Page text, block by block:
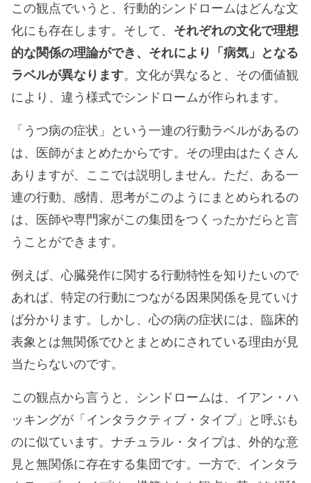
この観点でいうと、行動的シンドロームはどんな文
化にも存在します。そして、 それぞれの文化で理想
的な関係の理論ができ、それにより「病気」となる
ラベルが異なります。文化が異なると、その価値観
により、違う様式でシンドロームが作られます。
「うつ病の症状」という一連の行動ラベルがあるの
は、医師がまとめたからです。その理由はたくさん
ありますが、ここでは説明しません。ただ、ある一
連の行動、感情、思考がこのようにまとめられるの
は、医師や専門家がこの集団をつくったかだらと言
うことができます。
例えば、心臓発作に関する行動特性を知りたいので
あれば、特定の行動につながる因果関係を見ていけ
ば分かります。しかし、心の病の症状には、臨床的
表象とは無関係でひとまとめにされている理由が見
当たらないのです。
この観点から言うと、シンドロームは、イアン・ハ
ッキングが「インタラクティブ・タイプ」と呼ぶも
のに似ています。ナチュラル・タイプは、外的な意
見と無関係に存在する集団です。一方で、インタラ